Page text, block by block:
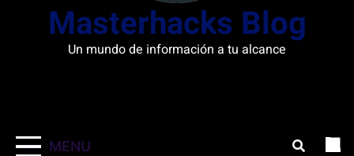
Masterhacks Blog
Un mundo de información a tu alcance
MENU